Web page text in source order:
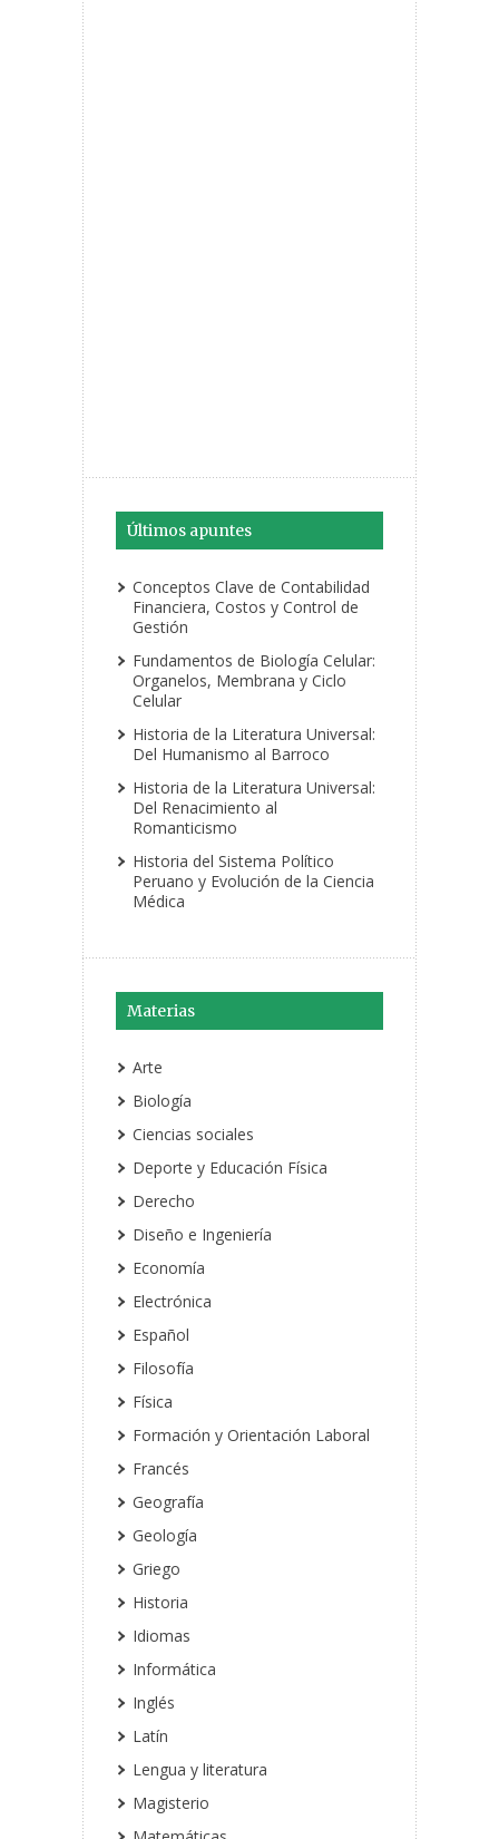
Últimos apuntes
Conceptos Clave de Contabilidad
Financiera, Costos y Control de
Gestión
Fundamentos de Biología Celular:
Organelos, Membrana y Ciclo
Celular
Historia de la Literatura Universal:
Del Humanismo al Barroco
Historia de la Literatura Universal:
Del Renacimiento al
Romanticismo
Historia del Sistema Político
Peruano y Evolución de la Ciencia
Médica
Materias
Arte
Biología
Ciencias sociales
Deporte y Educación Física
Derecho
Diseño e Ingeniería
Economía
Electrónica
Español
Filosofía
Física
Formación y Orientación Laboral
Francés
Geografía
Geología
Griego
Historia
Idiomas
Informática
Inglés
Latín
Lengua y literatura
Magisterio